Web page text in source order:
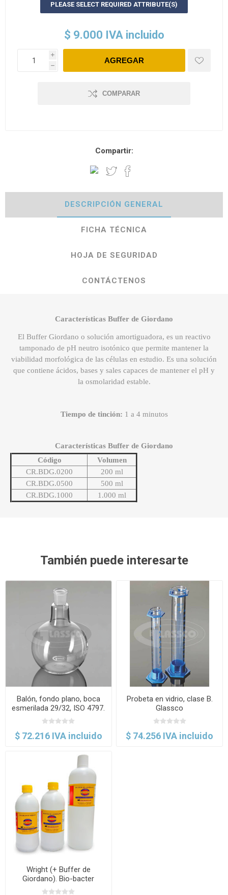
PLEASE SELECT REQUIRED ATTRIBUTE(S)
$ 9.000 IVA incluido
i
h
COMPARAR
Compartir:
DESCRIPCIÓN GENERAL
FICHA TÉCNICA
HOJA DE SEGURIDAD
CONTÁCTENOS
Características Buffer de Giordano
El Buffer Giordano o solución amortiguadora, es un reactivo
tamponado de pH neutro isotónico que permite mantener la
viabilidad morfológica de las células en estudio. Es una solución
que contiene ácidos, bases y sales capaces de mantener el pH y
la osmolaridad estable.
Tiempo de tinción: 1 a 4 minutos
Características Buffer de Giordano
Código
Volumen
CR.BDG.0200
200 ml
CR.BDG.0500
500 ml
CR.BDG.1000
1.000 ml
También puede interesarte
Balón, fondo plano, boca
esmerilada 29/32, ISO 4797.
Glassco
$ 72.216 IVA incluido
Probeta en vidrio, clase B.
Glassco
$ 74.256 IVA incluido
Wright (+ Buffer de
Giordano). Bio-bacter